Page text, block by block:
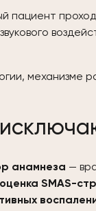
пациент
механизме
анамнеза —
SMAS-